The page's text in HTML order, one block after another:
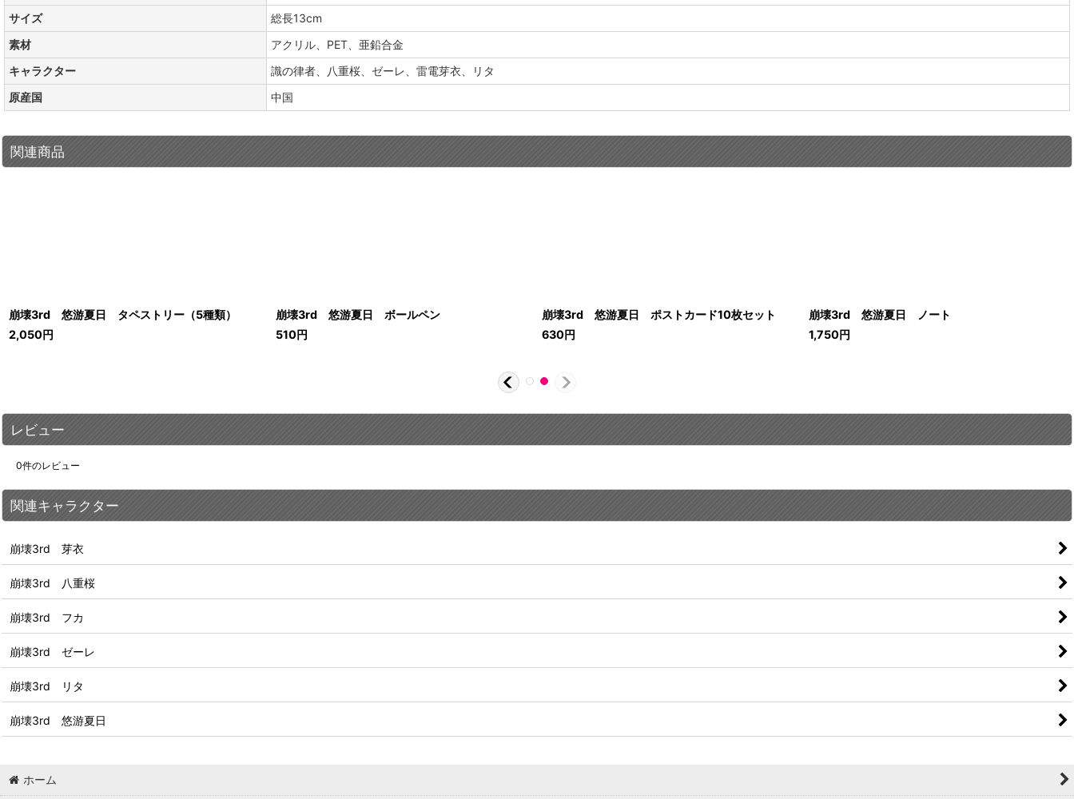
サイズ
総長13cm
素材
アクリル、PET、亜鉛合金
キャラクター
識の律者、八重桜、ゼーレ、雷電芽衣、リタ
原産国
中国
関連商品
崩壊3rd 悠游夏日 タペストリー（5種類）
2,050円
崩壊3rd 悠游夏日 ボールペン
510円
崩壊3rd 悠游夏日 ポストカード10枚セット
630円
崩壊3rd 悠游夏日 ノート
1,750円
レビュー
0件のレビュー
関連キャラクター
崩壊3rd 芽衣
崩壊3rd 八重桜
崩壊3rd フカ
崩壊3rd ゼーレ
崩壊3rd リタ
崩壊3rd 悠游夏日
ホーム